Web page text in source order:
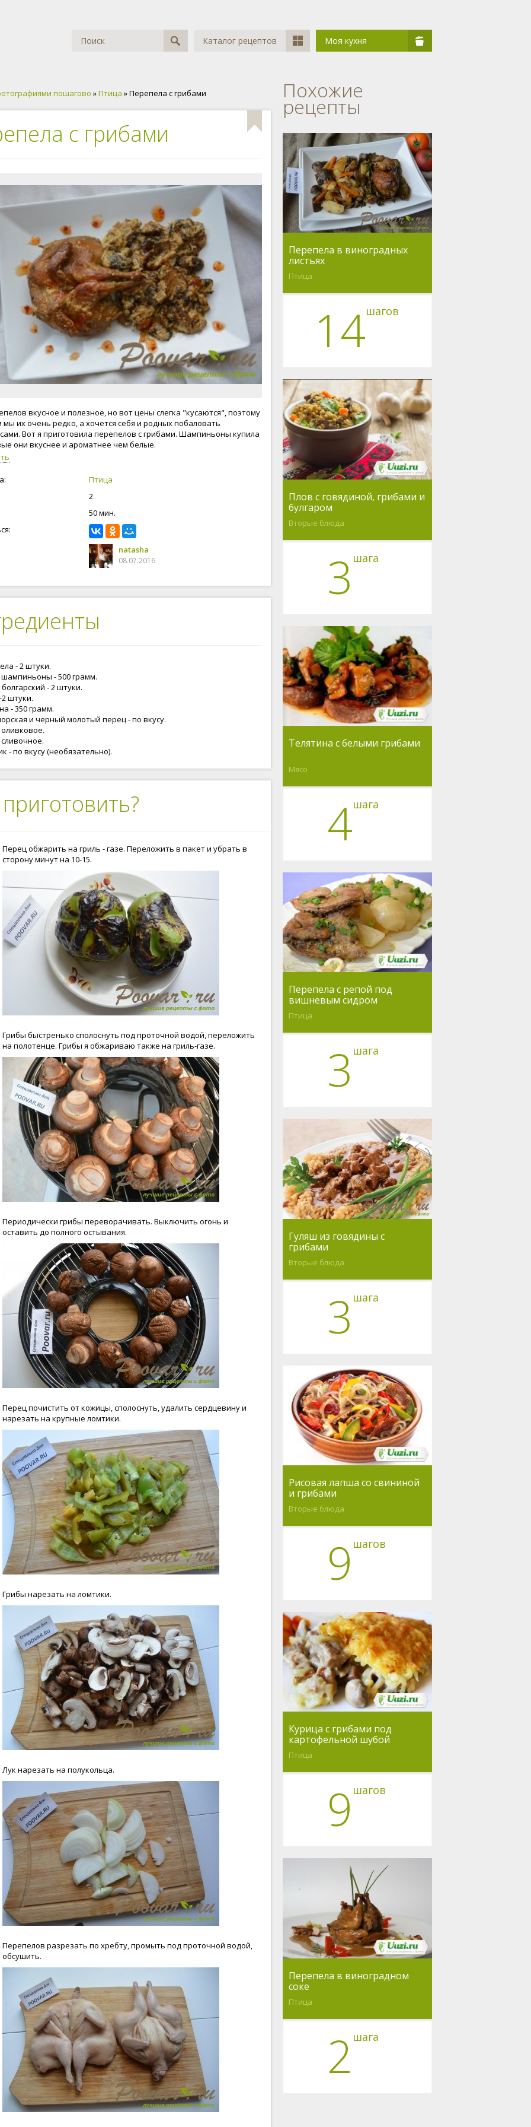
Каталог рецептов Моя кухня
пошагово »Птица » Перепела с грибами
с грибами
вкусное и полезное, но вот цены слегка "кусаются", поэтому
мы их очень редко, а хочется себя и родных побаловать
Вот я приготовила перепелов с грибами. Шампиньоны купила
они вкуснее и ароматнее чем белые.
Птица
2
50 мин.
natasha
08.07.2016
- 2 штуки.
- 500 грамм.
- 2 штуки.
2 штуки.
- 350 грамм.
и черный молотый перец - по вкусу.
- по вкусу (необязательно).
Перец обжарить на гриль - газе. Переложить в пакет и убрать в
сторону минут на 10-15.
Грибы быстренько сполоснуть под проточной водой, переложить
на полотенце. Грибы я обжариваю также на гриль-газе.
Периодически грибы переворачивать. Выключить огонь и
оставить до полного остывания.
Перец почистить от кожицы, сполоснуть, удалить сердцевину и
нарезать на крупные ломтики.
Грибы нарезать на ломтики.
Лук нарезать на полукольца.
Перепелов разрезать по хребту, промыть под проточной водой,
обсушить.
Похожие
рецепты
Перепела в виноградных
листьях
Птица
14шагов
Плов с говядиной, грибами и
булгаром
Вторые блюда
3 шага
Телятина с белыми грибами
Мясо
4шага
Перепела с репой под
вишневым сидром
Птица
3 шага
Гуляш из говядины с
грибами
Вторые блюда
3 шага
Рисовая лапша со свининой
и грибами
Вторые блюда
9 шагов
Курица с грибами под
картофельной шубой
Птица
9 шагов
Перепела в виноградном
соке
Птица
2 шага